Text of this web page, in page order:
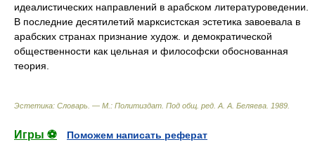
идеалистических направлений в арабском литературоведении.
В последние десятилетий марксистская эстетика завоевала в
арабских странах признание худож. и демократической
общественности как цельная и философски обоснованная
теория.
Эстетика: Словарь. — М.: Политиздат Под общ. ред. А. А. Беляева 1989
Игры ⚽
Поможем написать реферат